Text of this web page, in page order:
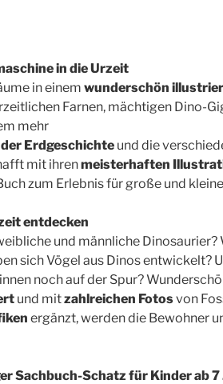
in die Urzeit
in einem wunderschön
Farnen, mächtigen Dino-
mehr
Erdgeschichte und die
mit ihrenmeisterhaften
zum Erlebnis für große und
entdecken
und männliche Dinosaurier?
sich Vögel aus Dinos entwickelt?
noch auf der Spur?
und mitzahlreichen Fotosvon
ergänzt, werden die Bewohner
Sachbuch-Schatz für Kinder ab 7